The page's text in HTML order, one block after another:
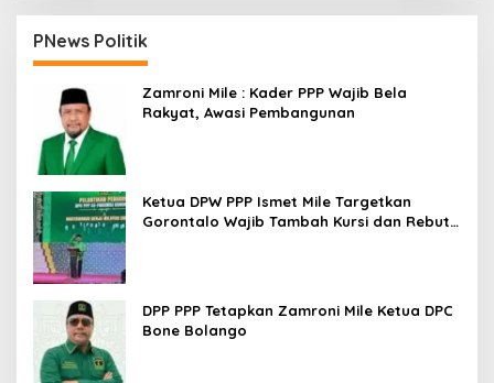
PNews Politik
Zamroni Mile : Kader PPP Wajib Bela
Rakyat, Awasi Pembangunan
Ketua DPW PPP Ismet Mile Targetkan
Gorontalo Wajib Tambah Kursi dan Rebut
DPP PPP Tetapkan Zamroni Mile Ketua DPC
Bone Bolango